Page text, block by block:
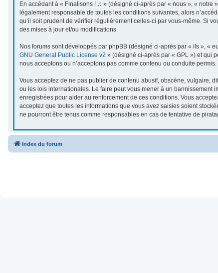
En accédant à « Finalisons ! ♫ » (désigné ci-après par « nous », « notre
légalement responsable de toutes les conditions suivantes, alors
qu’il soit prudent de vérifier régulièrement celles-ci par vous-même. Si
des mises à jour et/ou modifications.
Nos forums sont développés par phpBB (désigné ci-après par « ils », «
GNU General Public License v2 » (désigné ci-après par « GPL ») et qui
nous acceptons ou n’acceptons pas comme contenu ou conduite
Vous acceptez de ne pas publier de contenu abusif, obscène, vulgaire,
ou les lois internationales. Le faire peut vous mener à un bannissement
enregistrées pour aider au renforcement de ces conditions. Vous
acceptez que toutes les informations que vous avez saisies soient
ne pourront être tenus comme responsables en cas de tentative de
Index du forum